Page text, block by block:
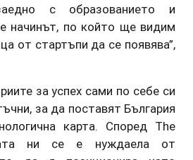
с образованието и
начинът, по който ще видим
от стартъпи да се появява”,
за успех сами по себе си
за да поставят България
карта. Според The
ни се е нуждаела от